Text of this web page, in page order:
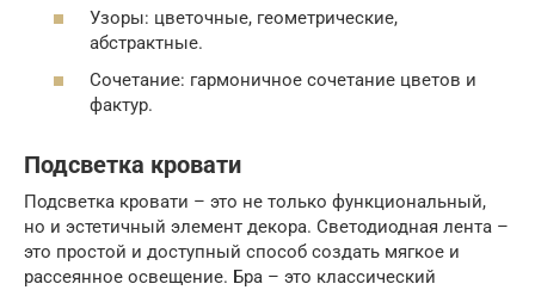
Узоры: цветочные, геометрические,
абстрактные.
Сочетание: гармоничное сочетание цветов и
фактур.
Подсветка кровати
Подсветка кровати – это не только функциональный,
но и эстетичный элемент декора. Светодиодная лента –
это простой и доступный способ создать мягкое и
рассеянное освещение. Бра – это классический